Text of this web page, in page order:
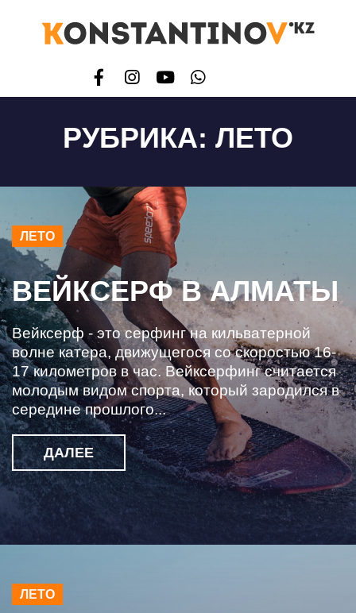
РУБРИКА: ЛЕТО
ЛЕТО
ВЕЙКСЕРФ В АЛМАТЫ
Вейксерф - это серфинг на кильватерной
волне катера, движущегося со скоростью 16-
17 километров в час. Вейксерфинг считается
молодым видом спорта, который зародился в
середине прошлого...
ДАЛЕЕ
ЛЕТО